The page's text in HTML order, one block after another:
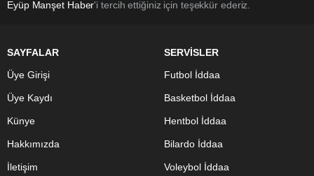
Eyüp Manşet Haber'i tercih ettiğiniz için teşekkür ederiz.
SAYFALAR
Üye Girişi
Üye Kaydı
Künye
Hakkımızda
İletişim
SERVİSLER
Futbol İddaa
Basketbol İddaa
Hentbol İddaa
Bilardo İddaa
Voleybol İddaa